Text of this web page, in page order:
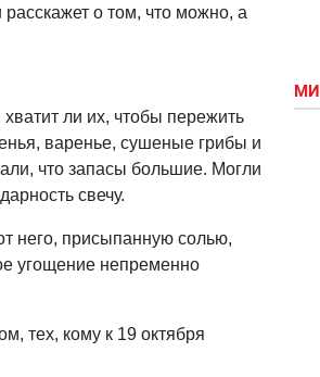
о том, что можно, а
ли их, чтобы пережить
варенье, сушеные грибы и
что запасы большие. Могли
свечу.
него, присыпанную солью,
угощение непременно
тех, кому к 19 октября